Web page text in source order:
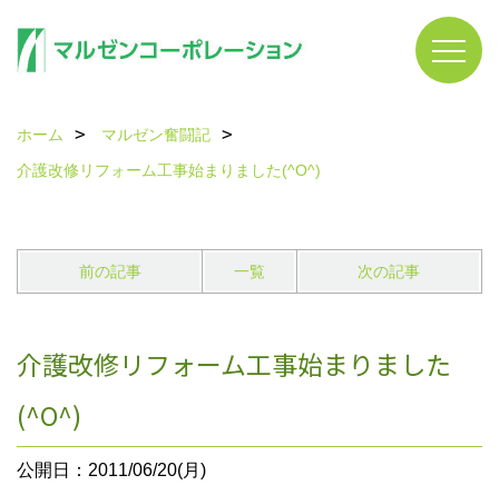
ホーム
マルゼン奮闘記
介護改修リフォーム工事始まりました(^O^)
前の記事 一覧 次の記事
介護改修リフォーム工事始まりました
(^O^)
公開日：2011/06/20(月)